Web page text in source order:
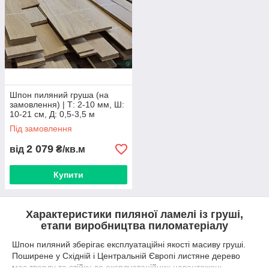
наявності. Можливий самовивіз або відправка замовлення
компаніями-перевізниками по Україні.
Пиляний шпон із груші відвантажується після повної
оплати.
Шпон пиляний груша (на
замовлення) | Т: 2-10 мм, Ш:
10-21 см, Д: 0,5-3,5 м
Під замовлення
від 2 079 ₴/кв.м
Купити
Характеристики пиляної ламелі із груші,
етапи виробництва пиломатеріалу
Шпон пиляний зберігає експлуатаційні якості масиву груші.
Поширене у Східній і Центральній Європі листяне дерево
має тверду та стійку до експлуатаційних навантажень